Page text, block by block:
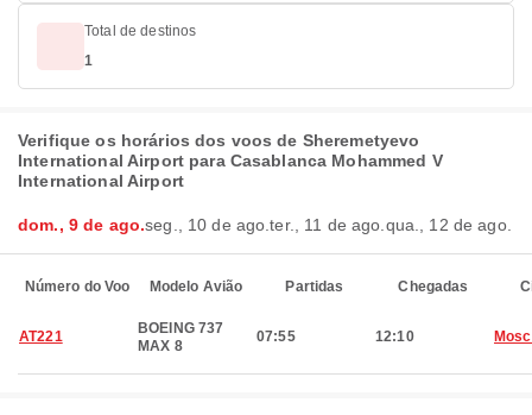
Total de destinos
1
Verifique os horários dos voos de Sheremetyevo
International Airport para Casablanca Mohammed V
International Airport
dom., 9 de ago.seg., 10 de ago.ter., 11 de ago. qua., 12 de ago.
Número do Voo Modelo Avião Partidas Chegadas
AT221
BOEING 737
MAX 8
07:55 12:10